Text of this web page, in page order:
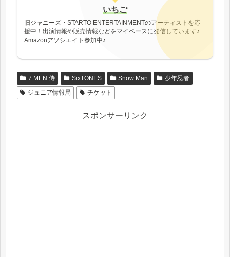
いちご
旧ジャニーズ・STARTO ENTERTAINMENTのアーティストを応
援中！出演情報や販売情報などをマイペースに発信しています♪
Amazonアソシエイト参加中♪
7 MEN 侍 SixTONES Snow Man
少年忍者
ジュニア情報局
チケット
スポンサーリンク